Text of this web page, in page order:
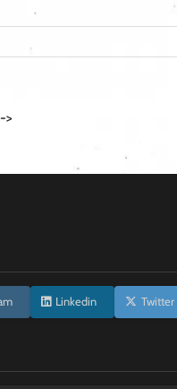
>
Linkedin Twitter